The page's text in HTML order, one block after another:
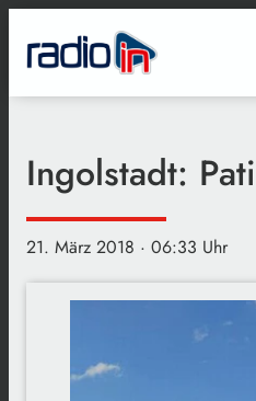
Ingolstadt:
21. März 2018 · 06:33 Uhr